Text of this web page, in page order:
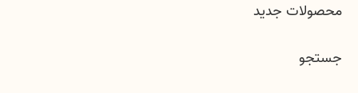
محصولات جدید
جستجو